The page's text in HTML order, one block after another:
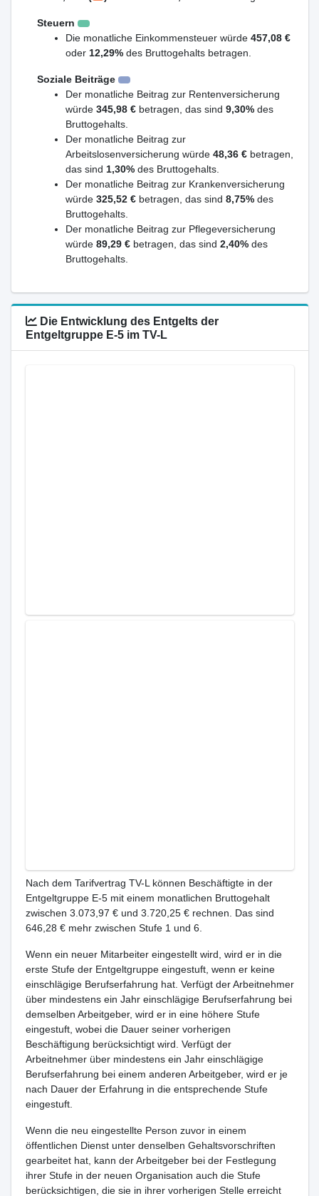
Steuern
Die monatliche Einkommensteuer würde 457,08 €
oder 12,29% des Bruttogehalts betragen.
Soziale Beiträge
Der monatliche Beitrag zur Rentenversicherung
würde 345,98 € betragen, das sind 9,30% des
Bruttogehalts.
Der monatliche Beitrag zur
Arbeitslosenversicherung würde 48,36 € betragen,
das sind 1,30% des Bruttogehalts.
Der monatliche Beitrag zur Krankenversicherung
würde 325,52 € betragen, das sind 8,75% des
Bruttogehalts.
Der monatliche Beitrag zur Pflegeversicherung
würde 89,29 € betragen, das sind 2,40% des
Bruttogehalts.
Die Entwicklung des Entgelts der
Entgeltgruppe E-5 im TV-L
Nach dem Tarifvertrag TV-L können Beschäftigte in der
Entgeltgruppe E-5 mit einem monatlichen Bruttogehalt
zwischen 3.073,97 € und 3.720,25 € rechnen. Das sind
646,28 € mehr zwischen Stufe 1 und 6.
Wenn ein neuer Mitarbeiter eingestellt wird, wird er in die
erste Stufe der Entgeltgruppe eingestuft, wenn er keine
einschlägige Berufserfahrung hat. Verfügt der Arbeitnehmer
über mindestens ein Jahr einschlägige Berufserfahrung bei
demselben Arbeitgeber, wird er in eine höhere Stufe
eingestuft, wobei die Dauer seiner vorherigen
Beschäftigung berücksichtigt wird. Verfügt der
Arbeitnehmer über mindestens ein Jahr einschlägige
Berufserfahrung bei einem anderen Arbeitgeber, wird er je
nach Dauer der Erfahrung in die entsprechende Stufe
eingestuft.
Wenn die neu eingestellte Person zuvor in einem
öffentlichen Dienst unter denselben Gehaltsvorschriften
gearbeitet hat, kann der Arbeitgeber bei der Festlegung
ihrer Stufe in der neuen Organisation auch die Stufe
berücksichtigen, die sie in ihrer vorherigen Stelle erreicht